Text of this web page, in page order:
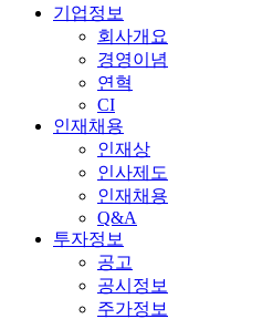
기업정보
회사개요
경영이념
연혁
CI
인재채용
인재상
인사제도
인재채용
Q&A
투자정보
공고
공시정보
주가정보